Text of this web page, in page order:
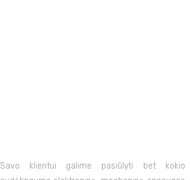
Savo klientui galime pasiūlyti bet kokio